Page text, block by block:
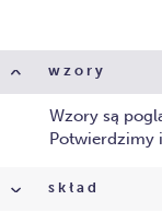
wzory
Wzory są
Potwierdzimy
skład